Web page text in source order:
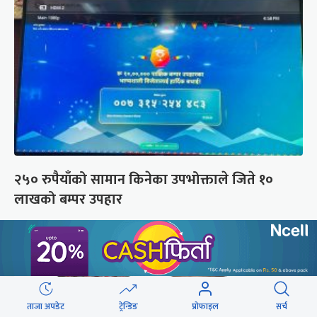
२५० रुपैयाँको सामान किनेका उपभोक्ताले जिते १०
लाखको बम्पर उपहार
ताजा अपडेट ट्रेन्डिङ प्रोफाइल सर्च